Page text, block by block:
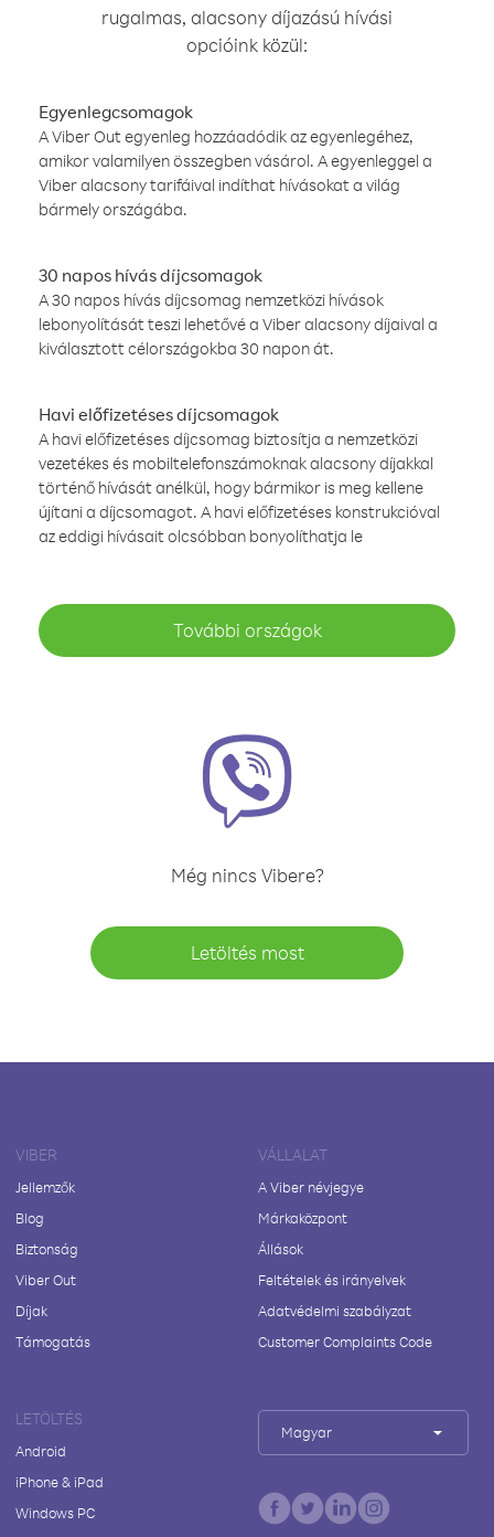
rugalmas, alacsony díjazású hívási
opcióink közül:
Egyenlegcsomagok
A Viber Out egyenleg hozzáadódik az egyenlegéhez,
amikor valamilyen összegben vásárol. A egyenleggel a
Viber alacsony tarifáival indíthat hívásokat a világ
bármely országába.
30 napos hívás díjcsomagok
A 30 napos hívás díjcsomag nemzetközi hívások
lebonyolítását teszi lehetővé a Viber alacsony díjaival a
kiválasztott célországokba 30 napon át.
Havi előfizetéses díjcsomagok
A havi előfizetéses díjcsomag biztosítja a nemzetközi
vezetékes és mobiltelefonszámoknak alacsony díjakkal
történő hívását anélkül, hogy bármikor is meg kellene
újítani a díjcsomagot. A havi előfizetéses konstrukcióval
az eddigi hívásait olcsóbban bonyolíthatja le
További országok
Még nincs Vibere?
Letöltés most
VIBER
Jellemzők
Blog
Biztonság
Viber Out
Díjak
Támogatás
VÁLLALAT
A Viber névjegye
Márkaközpont
Állások
Feltételek és irányelvek
Adatvédelmi szabályzat
Customer Complaints Code
LETÖLTÉS
Android
iPhone & iPad
Windows PC
Magyar